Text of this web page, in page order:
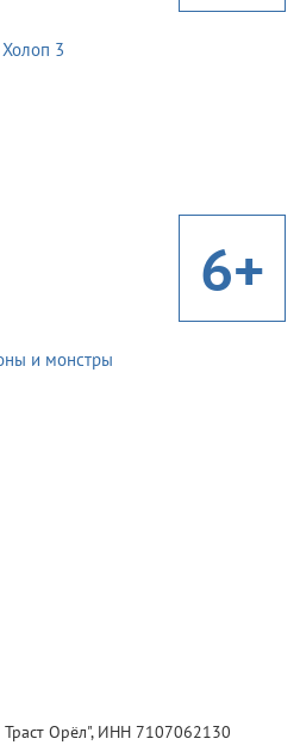
Холоп 3
6+
и монстры
Орёл", ИНН 7107062130